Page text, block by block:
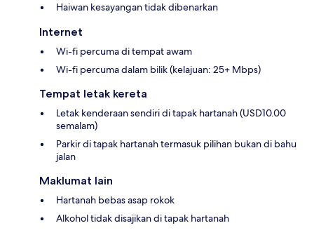
Haiwan kesayangan tidak dibenarkan
Internet
Wi-fi percuma di tempat awam
Wi-fi percuma dalam bilik (kelajuan: 25+ Mbps)
Tempat letak kereta
Letak kenderaan sendiri di tapak hartanah (USD10.00
semalam)
Parkir di tapak hartanah termasuk pilihan bukan di bahu
jalan
Maklumat lain
Hartanah bebas asap rokok
Alkohol tidak disajikan di tapak hartanah